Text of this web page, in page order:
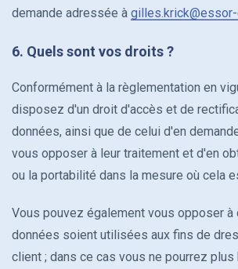
demande adressée à
6. Quels sont vos droits ?
Conformément à la règlementation en
disposez d'un droit d'accès et de
données, ainsi que de celui d'en
vous opposer à leur traitement et d'en
ou la portabilité dans la mesure où cela
Vous pouvez également vous opposer à
données soient utilisées aux fins de
client ; dans ce cas vous ne pourrez